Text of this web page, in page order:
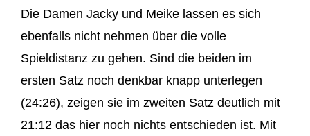
Die Damen Jacky und Meike lassen es sich
ebenfalls nicht nehmen über die volle
Spieldistanz zu gehen. Sind die beiden im
ersten Satz noch denkbar knapp unterlegen
(24:26), zeigen sie im zweiten Satz deutlich mit
21:12 das hier noch nichts entschieden ist. Mit